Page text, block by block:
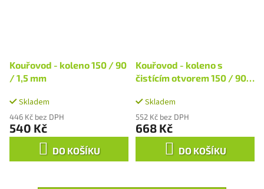
Kouřovod - koleno 150 / 90
/ 1,5 mm
Skladem
446 Kč bez DPH
540 Kč
DO KOŠÍKU
Kouřovod - koleno s
čistícím otvorem 150 / 90 /
Skladem
552 Kč bez DPH
668 Kč
DO KOŠÍKU